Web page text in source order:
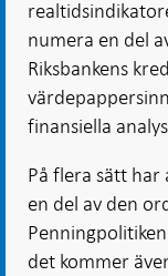
numera en del
Riksbankens
finansiella
På flera sätt
en del av den
det kommer